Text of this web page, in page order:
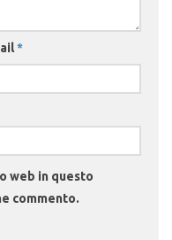
*
web in questo
commento.